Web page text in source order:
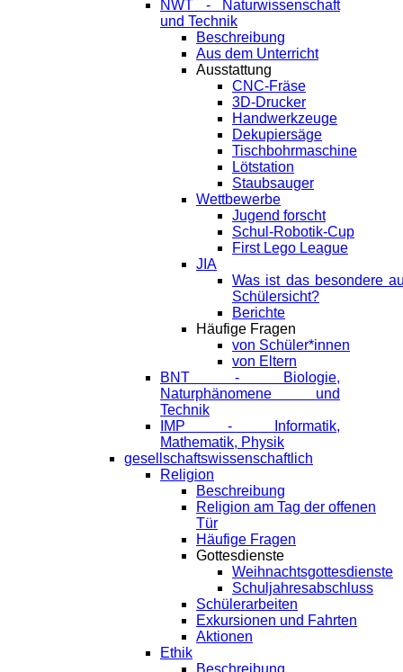
NWT - Naturwissenschaft
und Technik
Beschreibung
Aus dem Unterricht
Ausstattung
CNC-Fräse
3D-Drucker
Handwerkzeuge
Dekupiersäge
Tischbohrmaschine
Lötstation
Staubsauger
Wettbewerbe
Jugend forscht
Schul-Robotik-Cup
First Lego League
JIA
Was ist das besondere
Schülersicht?
Berichte
Häufige Fragen
von Schüler*innen
von Eltern
BNT - Biologie,
Naturphänomene und
Technik
IMP - Informatik,
Mathematik, Physik
gesellschaftswissenschaftlich
Religion
Beschreibung
Religion am Tag der offenen
Tür
Häufige Fragen
Gottesdienste
Weihnachtsgottesdienste
Schuljahresabschluss
Schülerarbeiten
Exkursionen und Fahrten
Aktionen
Ethik
Beschreibung